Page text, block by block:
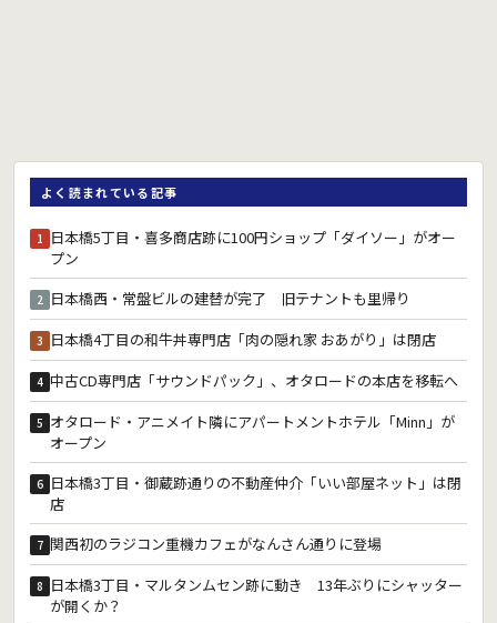
よく読まれている記事
1 日本橋5丁目・喜多商店跡に100円ショップ「ダイソー」がオー
プン
2 日本橋西・常盤ビルの建替が完了 旧テナントも里帰り
3 日本橋4丁目の和牛丼専門店「肉の隠れ家 おあがり」は閉店
4 中古CD専門店「サウンドパック」、オタロードの本店を移転へ
5 オタロード・アニメイト隣にアパートメントホテル「Minn」が
オープン
6 日本橋3丁目・御蔵跡通りの不動産仲介「いい部屋ネット」は閉
店
7 関西初のラジコン重機カフェがなんさん通りに登場
8 日本橋3丁目・マルタンムセン跡に動き 13年ぶりにシャッター
が開くか？